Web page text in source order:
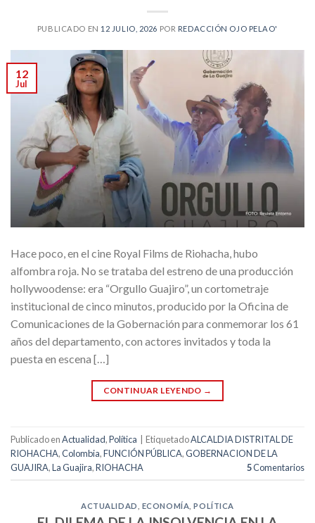
PUBLICADO EN 12 JULIO, 2026 POR REDACCIÓN OJO PELAO'
12
Jul
Hace poco, en el cine Royal Films de Riohacha, hubo
alfombra roja. No se trataba del estreno de una producción
hollywoodense: era “Orgullo Guajiro”, un cortometraje
institucional de cinco minutos, producido por la Oficina de
Comunicaciones de la Gobernación para conmemorar los 61
años del departamento, con actores invitados y toda la
puesta en escena […]
CONTINUAR LEYENDO →
Publicado enActualidad,Política EtiquetadoALCALDIA DISTRITAL DE
RIOHACHA,Colombia,FUNCIÓN PÚBLICA,GOBERNACION DE LA
GUAJIRA,La Guajira,RIOHACHA 5Comentarios
ACTUALIDAD ECONOMÍA ,POLÍTICA